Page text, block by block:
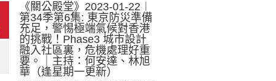
《關公殿堂》2023-01-22︱
第34季第6集: 東京防災準備
充足，警惕極端氣候對香港
的挑戰！Phase3 城市設計
融入社區裏，危機處理好重
要。｜主持：何安達、林旭
華（逢星期一更新）